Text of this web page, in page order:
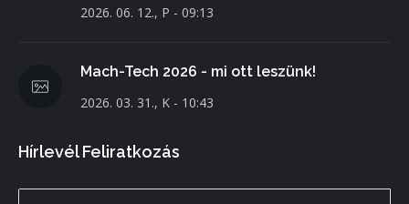
2026. 06. 12., P - 09:13
Mach-Tech 2026 - mi ott leszünk!
2026. 03. 31., K - 10:43
Hírlevél Feliratkozás